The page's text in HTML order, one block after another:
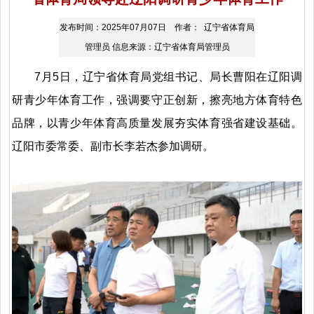
发布时间：2025年07月07日 作者： 辽宁省体育局
管理员 信息来源：辽宁省体育局管理员
7月5日，辽宁省体育局党组书记、局长曹阳在辽阳调
研青少年体育工作，强调要守正创新，擦亮地方体育特色
品牌，以青少年体育高质量发展夯实体育强省建设基础。
辽阳市委常委、副市长李若杰参加调研。